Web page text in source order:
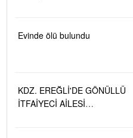
Evinde ölü bulundu
KDZ. EREĞLİ'DE GÖNÜLLÜ
İTFAİYECİ AİLESİ